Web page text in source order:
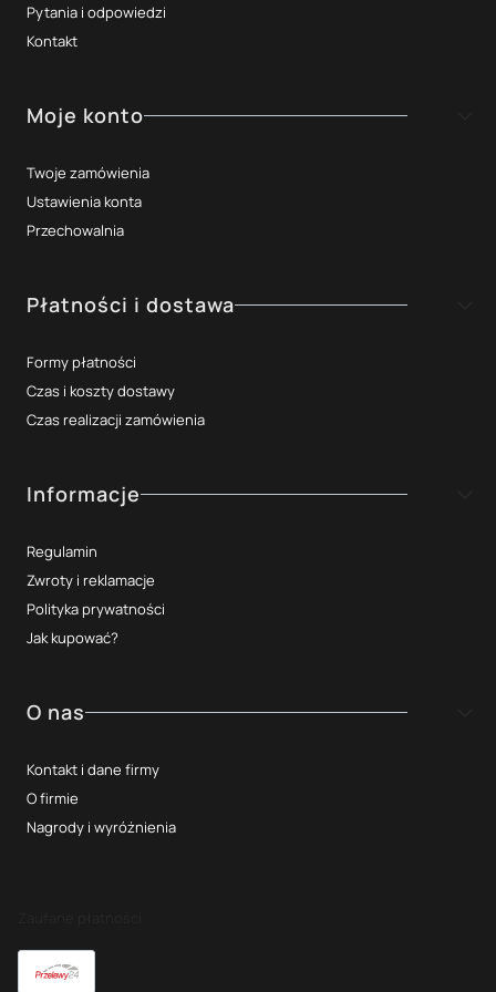
Pytania i odpowiedzi
Kontakt
Moje konto
Twoje zamówienia
Ustawienia konta
Przechowalnia
Płatności i dostawa
Formy płatności
Czas i koszty dostawy
Czas realizacji zamówienia
Informacje
Regulamin
Zwroty i reklamacje
Polityka prywatności
Jak kupować?
O nas
Kontakt i dane firmy
O firmie
Nagrody i wyróżnienia